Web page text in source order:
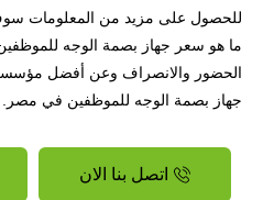
للحصول على مزيد من المعلومات
ما هو سعر جهاز بصمة الوجه
الحضور والانصراف وعن أفضل مؤسسة
جهاز بصمة الوجه للموظفين في مصر.
اتصل بنا الان